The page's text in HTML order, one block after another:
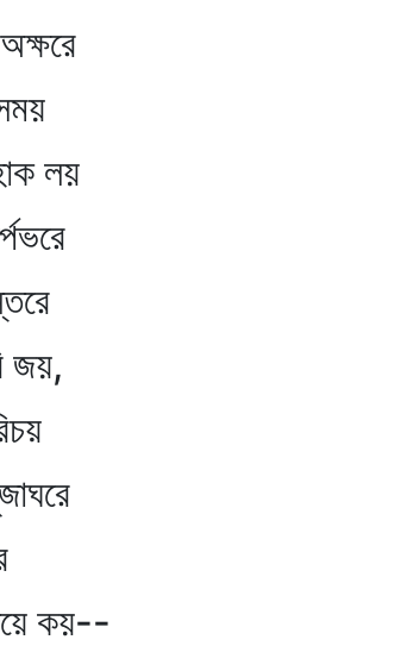
লয়
জয়,
কয়--